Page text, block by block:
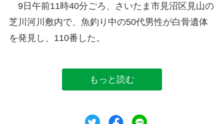
9日午前11時40分ごろ、さいたま市見沼区見山の
芝川河川敷内で、魚釣り中の50代男性が白骨遺体
を発見し、110番した。
もっと読む
ツイートシェア